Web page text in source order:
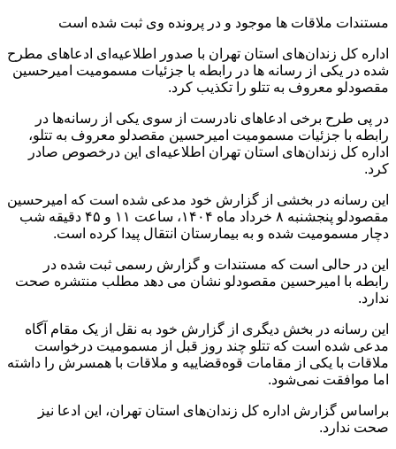
مستندات ملاقات ها موجود و در پرونده وی ثبت شده است
اداره کل زندان‌های استان تهران با صدور اطلاعیه‌ای ادعاهای مطرح
شده در یکی از رسانه ها در رابطه با جزئیات مسمومیت امیرحسین
مقصودلو معروف به تتلو را تکذیب کرد.
در پی طرح برخی ادعاهای نادرست از سوی یکی از رسانه‌ها در
رابطه با جزئیات مسمومیت امیرحسین مقصدلو معروف به تتلو،
اداره کل زندان‌های استان تهران اطلاعیه‌ای این درخصوص صادر
کرد.
این رسانه در بخشی از گزارش خود مدعی شده است که امیرحسین
مقصودلو پنجشنبه ۸ خرداد ماه ۱۴۰۴، ساعت ۱۱ و ۴۵ دقيقه شب
دچار مسمومیت شده و به بیمارستان انتقال پیدا کرده است.
این در حالی است که مستندات و گزارش رسمی ثبت شده در
رابطه با امیرحسین مقصودلو نشان می دهد مطلب منتشره صحت
ندارد.
این رسانه در بخش دیگری از گزارش خود به نقل از یک مقام آگاه
مدعی شده است که تتلو چند روز قبل از مسمومیت درخواست
ملاقات با یکی از مقامات قوه‌قضاییه و ملاقات با همسرش را داشته
اما موافقت نمی‌شود.
براساس گزارش اداره کل زندان‌های استان تهران، این ادعا نیز
صحت ندارد.